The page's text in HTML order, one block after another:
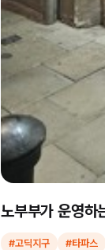
노부부가 운영하
#고딕지구 #타파스